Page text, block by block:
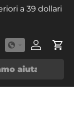
a 39 dollari
Accedi